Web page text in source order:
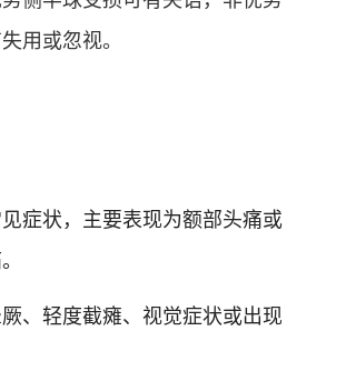
用或忽视。
症状，主要表现为额部头痛或
。
、轻度截瘫、视觉症状或出现